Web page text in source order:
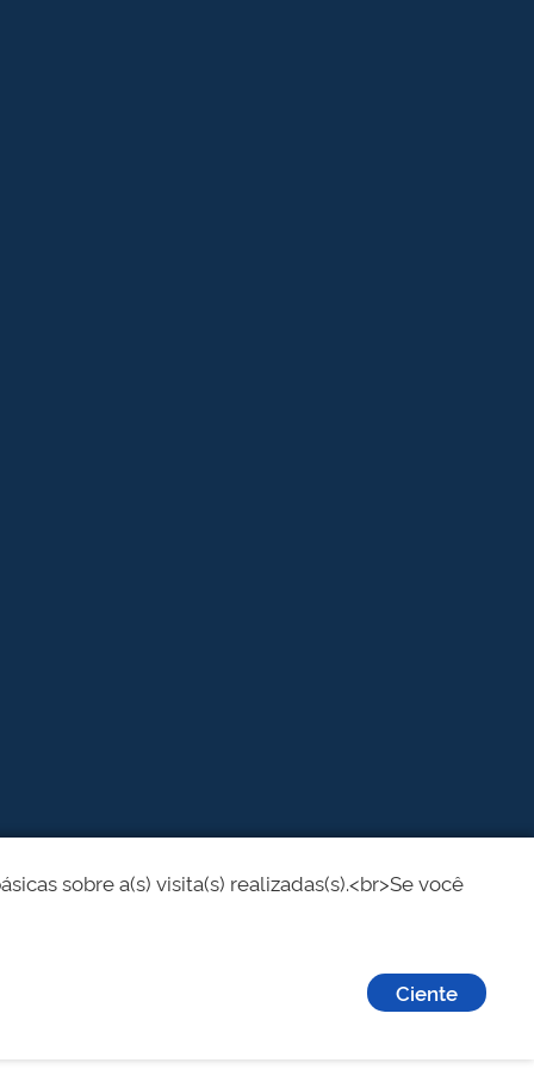
sobre a(s) visita(s) realizadas(s).<br>Se você
Ciente